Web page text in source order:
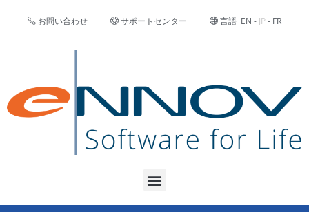
お問い合わせ サポートセンター 言語 EN - JP- FR